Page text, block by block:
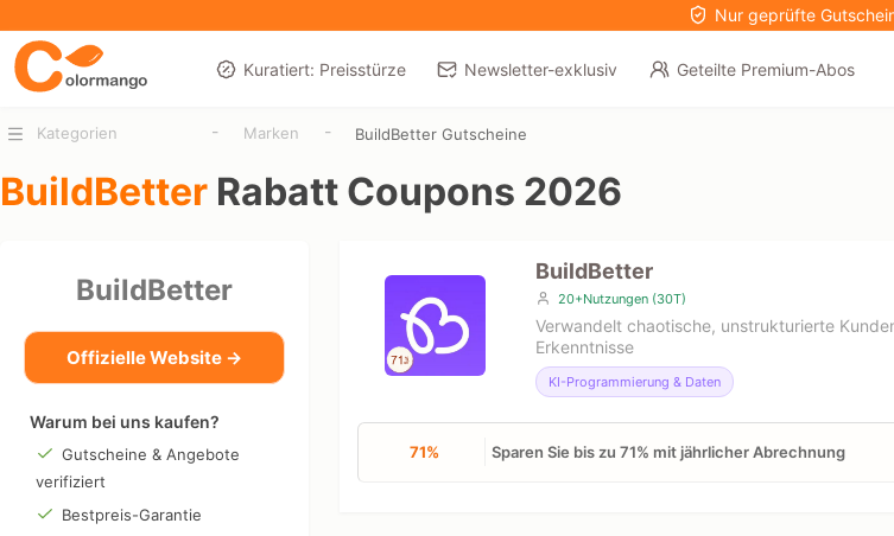
Nur geprüfte
Kuratiert: Preisstürze Newsletter-exklusiv Geteilte Premium-Abos
Kategorien - Marken - BuildBetter Gutscheine
BuildBetter Rabatt Coupons 2026
BuildBetter
Offizielle Website →
Warum bei uns kaufen?
Gutscheine & Angebote
verifiziert
Bestpreis-Garantie
BuildBetter
20+Nutzungen (30T)
Verwandelt chaotische, unstrukturierte
Erkenntnisse
KI-Programmierung & Daten
71% Sparen Sie bis zu 71% mit jährlicher Abrechnung